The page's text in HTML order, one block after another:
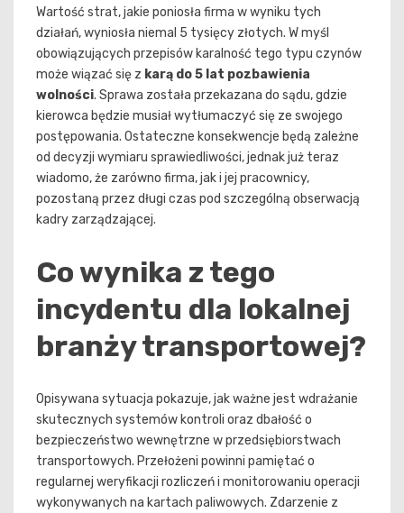
Wartość strat, jakie poniosła firma w wyniku tych
działań, wyniosła niemal 5 tysięcy złotych. W myśl
obowiązujących przepisów karalność tego typu czynów
może wiązać się z karą do 5 lat pozbawienia
wolności. Sprawa została przekazana do sądu, gdzie
kierowca będzie musiał wytłumaczyć się ze swojego
postępowania. Ostateczne konsekwencje będą zależne
od decyzji wymiaru sprawiedliwości, jednak już teraz
wiadomo, że zarówno firma, jak i jej pracownicy,
pozostaną przez długi czas pod szczególną obserwacją
kadry zarządzającej.
Co wynika z tego
incydentu dla lokalnej
branży transportowej?
Opisywana sytuacja pokazuje, jak ważne jest wdrażanie
skutecznych systemów kontroli oraz dbałość o
bezpieczeństwo wewnętrzne w przedsiębiorstwach
transportowych. Przełożeni powinni pamiętać o
regularnej weryfikacji rozliczeń i monitorowaniu operacji
wykonywanych na kartach paliwowych. Zdarzenie z